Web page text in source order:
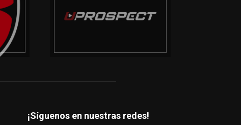
¡Síguenos en nuestras redes!